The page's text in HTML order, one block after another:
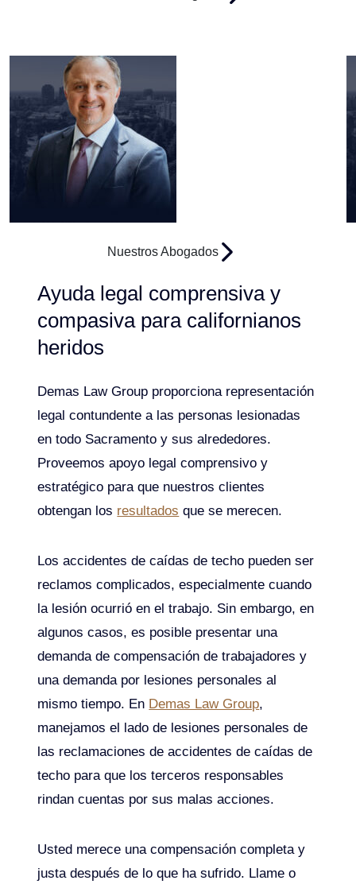
Nuestros Abogados
Ayuda legal comprensiva y
compasiva para californianos
heridos
Demas Law Group proporciona representación
legal contundente a las personas lesionadas
en todo Sacramento y sus alrededores.
Proveemos apoyo legal comprensivo y
estratégico para que nuestros clientes
obtengan los resultados que se merecen.
Los accidentes de caídas de techo pueden ser
reclamos complicados, especialmente cuando
la lesión ocurrió en el trabajo. Sin embargo, en
algunos casos, es posible presentar una
demanda de compensación de trabajadores y
una demanda por lesiones personales al
mismo tiempo. En Demas Law Group,
manejamos el lado de lesiones personales de
las reclamaciones de accidentes de caídas de
techo para que los terceros responsables
rindan cuentas por sus malas acciones.
Usted merece una compensación completa y
justa después de lo que ha sufrido. Llame o